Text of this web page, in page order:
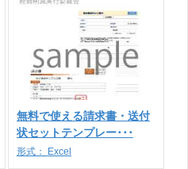
無料で使える請求書・送付
状セットテンプレー･･･
形式： Excel